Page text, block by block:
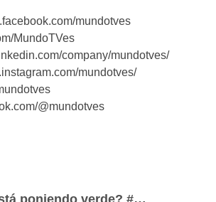
mundotves
MundoTVes
company/mundotves/
mundotves/
@mundotves
¿Por qué el mar se está poniendo verde? #mundotv